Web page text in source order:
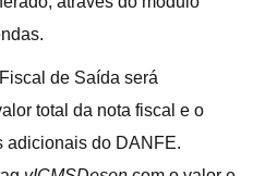
de Saída será
total da nota fiscal e o
adicionais do DANFE.